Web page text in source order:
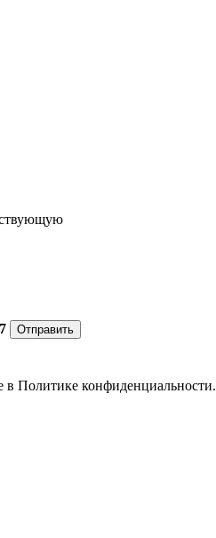
Отправить
в Политике конфиденциальности.